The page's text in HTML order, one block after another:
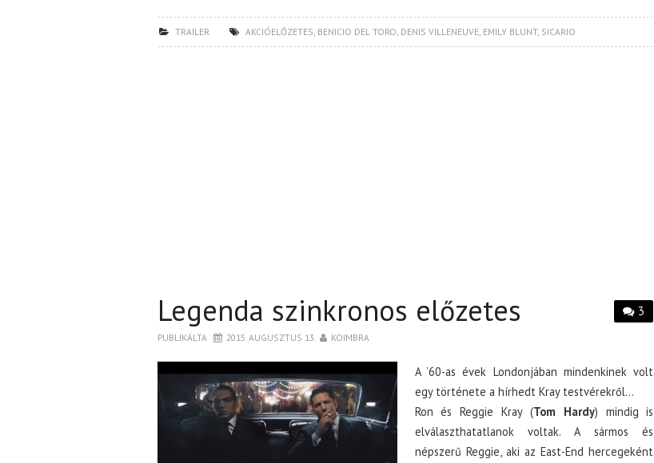
TRAILER AKCIÓELŐZETES, BENICIO DEL TORO, DENIS VILLENEUVE, EMILY BLUNT, SICARIO
3
Legenda szinkronos előzetes
PUBLIKÁLTA 2015. AUGUSZTUS 13. KOIMBRA
A ’60-as évek Londonjában mindenkinek volt
egy története a hírhedt Kray testvérekről…
Ron és Reggie Kray (Tom Hardy) mindig is
elválaszthatatlanok voltak. A sármos és
népszerű Reggie, aki az East-End hercegeként